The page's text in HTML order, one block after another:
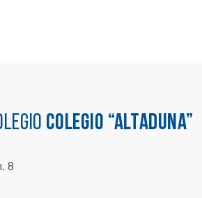
COLEGIO “ALTADUNA”
8